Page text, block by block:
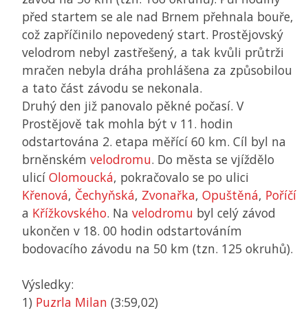
před startem se ale nad Brnem přehnala bouře,
což zapříčinilo nepovedený start. Prostějovský
velodrom nebyl zastřešený, a tak kvůli průtrži
mračen nebyla dráha prohlášena za způsobilou
a tato část závodu se nekonala.
Druhý den již panovalo pěkné počasí. V
Prostějově tak mohla být v 11. hodin
odstartována 2. etapa měřící 60 km. Cíl byl na
brněnském velodromu. Do města se vjíždělo
ulicí Olomoucká, pokračovalo se po ulici
Křenová, Čechyňská, Zvonařka, Opuštěná, Poříčí
a Křížkovského. Na velodromu byl celý závod
ukončen v 18. 00 hodin odstartováním
bodovacího závodu na 50 km (tzn. 125 okruhů).
Výsledky:
1) Puzrla Milan (3:59,02)